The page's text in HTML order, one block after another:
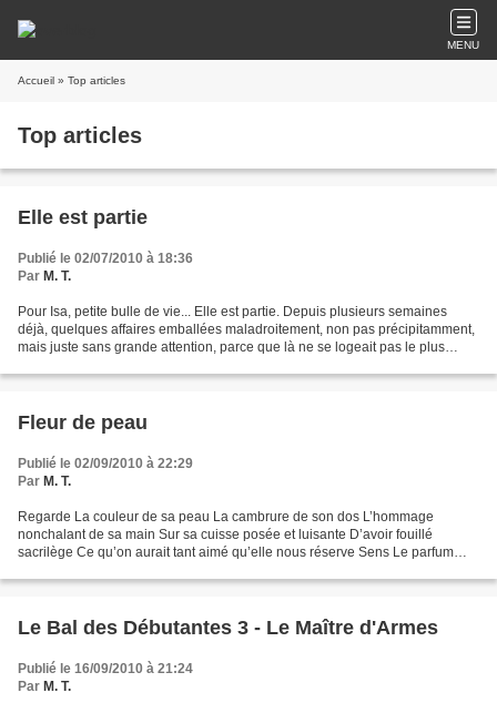
MENU
Accueil » Top articles
Top articles
Elle est partie
Publié le 02/07/2010 à 18:36
Par M. T.
Pour Isa, petite bulle de vie... Elle est partie. Depuis plusieurs semaines
déjà, quelques affaires emballées maladroitement, non pas précipitamment,
mais juste sans grande attention, parce que là ne se logeait pas le plus
Fleur de peau
Publié le 02/09/2010 à 22:29
Par M. T.
Regarde La couleur de sa peau La cambrure de son dos L’hommage
nonchalant de sa main Sur sa cuisse posée et luisante D’avoir fouillé
sacrilège Ce qu’on aurait tant aimé qu’elle nous réserve Sens Le parfum
Le Bal des Débutantes 3 - Le Maître d'Armes
Publié le 16/09/2010 à 21:24
Par M. T.